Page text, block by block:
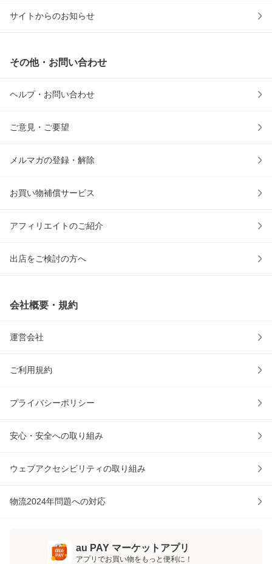
サイトからのお知らせ
その他・お問い合わせ
ヘルプ・お問い合わせ
ご意見・ご要望
メルマガの登録・解除
お買い物補償サービス
アフィリエイトのご紹介
出店をご検討の方へ
会社概要・規約
運営会社
ご利用規約
プライバシーポリシー
安心・安全への取り組み
ウェブアクセシビリティの取り組み
物流2024年問題への対応
au PAY マーケットアプリ
アプリでお買い物をもっと便利に！